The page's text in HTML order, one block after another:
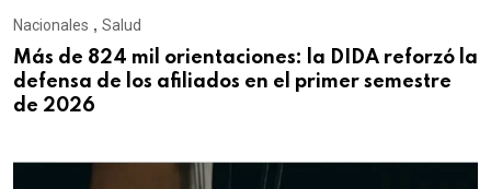
Nacionales , Salud
Más de 824 mil orientaciones: la DIDA reforzó la
defensa de los afiliados en el primer semestre
de 2026